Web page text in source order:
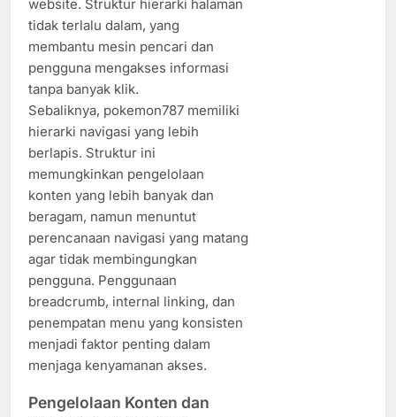
website. Struktur hierarki halaman
tidak terlalu dalam, yang
membantu mesin pencari dan
pengguna mengakses informasi
tanpa banyak klik.
Sebaliknya, pokemon787 memiliki
hierarki navigasi yang lebih
berlapis. Struktur ini
memungkinkan pengelolaan
konten yang lebih banyak dan
beragam, namun menuntut
perencanaan navigasi yang matang
agar tidak membingungkan
pengguna. Penggunaan
breadcrumb, internal linking, dan
penempatan menu yang konsisten
menjadi faktor penting dalam
menjaga kenyamanan akses.
Pengelolaan Konten dan